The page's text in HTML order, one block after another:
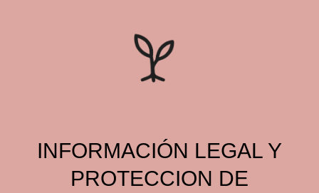
INFORMACIÓN LEGAL Y
PROTECCION DE